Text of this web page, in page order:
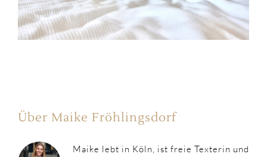
Über Maike Fröhlingsdorf
Maike lebt in Köln, ist freie Texterin und